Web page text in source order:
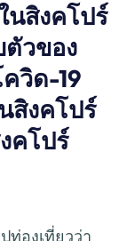
นสิงคโปร์
ตัวของ
วิด-19
สิงคโปร์
คโปร์
ท่องเที่ยวว่า